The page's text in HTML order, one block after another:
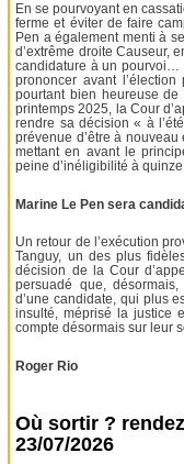
En se pourvoyant en
ferme et éviter de faire
Pen a également menti à
d’extrême droite Causeur,
candidature à un pourvoi…
prononcer avant
pourtant bien heureuse de
printemps 2025, la Cour
rendre sa décision « à
prévenue d’être à
mettant en avant le
peine d’inéligibilité à
Marine Le Pen sera
Un retour de l’exécution
Tanguy, un des plus
décision de la Cour
persuadé que,
d’une candidate, qui plus
insulté, méprisé la justice
compte désormais sur leur
Roger Rio
Où sortir ?
23/07/2026